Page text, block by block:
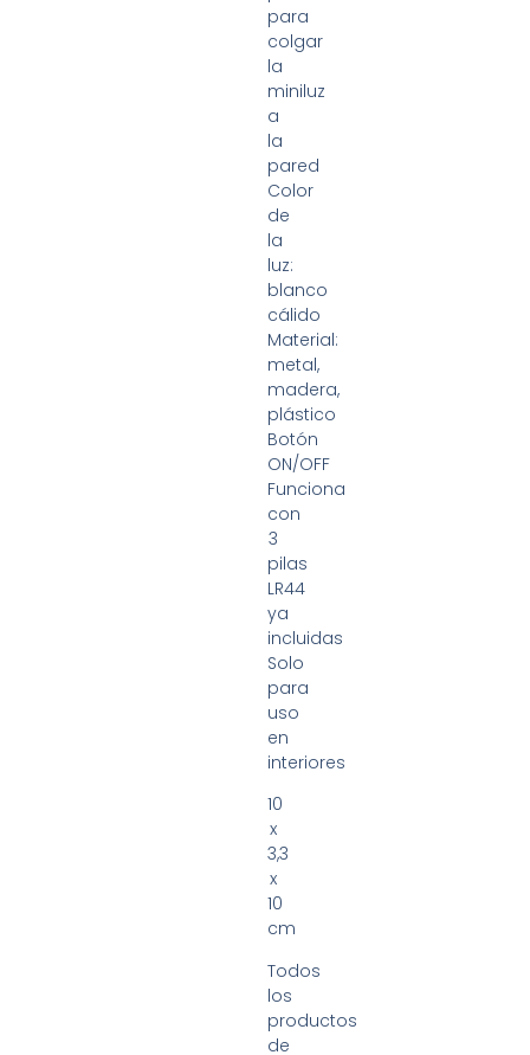
para
colgar
la
miniluz
a
la
pared
Color
de
la
luz:
blanco
cálido
Material:
metal,
madera,
plástico
Botón
ON/OFF
Funciona
con
3
pilas
LR44
ya
incluidas
Solo
para
uso
en
interiores
10
x
3,3
x
10
cm
Todos
los
productos
de